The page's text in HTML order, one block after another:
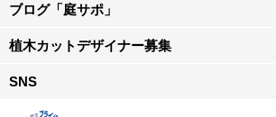
ブログ「庭サポ」
植木カットデザイナー募集
SNS